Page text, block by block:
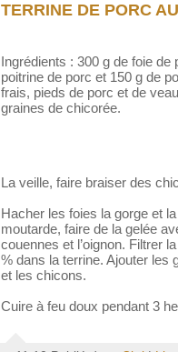
TERRINE DE PORC
Ingrédients : 300 g de foie
poitrine de porc et 150 g de
frais, pieds de porc et de
graines de chicorée.
La veille, faire braiser des
Hacher les foies la gorge et
moutarde, faire de la gelée
couennes et l’oignon. Filtrer
% dans la terrine. Ajouter les
et les chicons.
Cuire à feu doux pendant 3